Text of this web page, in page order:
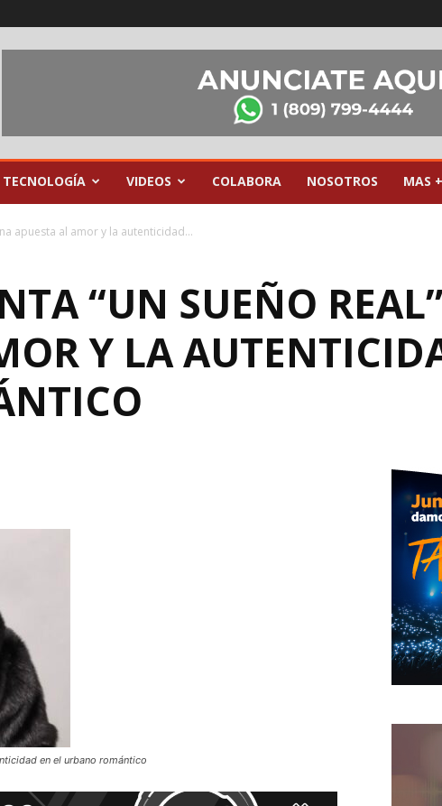
TECNOLOGÍA VIDEOS COLABORA NOSOTROS MAS +
apuesta al amor y la autenticidad...
“UN SUEÑO
Y LA
en el urbano romántico